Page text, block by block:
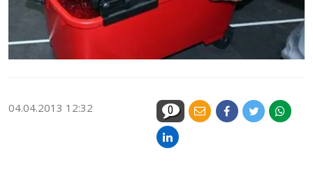
04.04.2013 12:32 0